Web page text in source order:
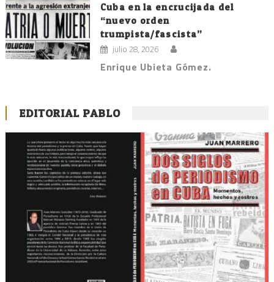
Cuba en la encrucijada del
“nuevo orden
trumpista/fascista”
julio 28, 2026
Enrique Ubieta Gómez.
EDITORIAL PABLO